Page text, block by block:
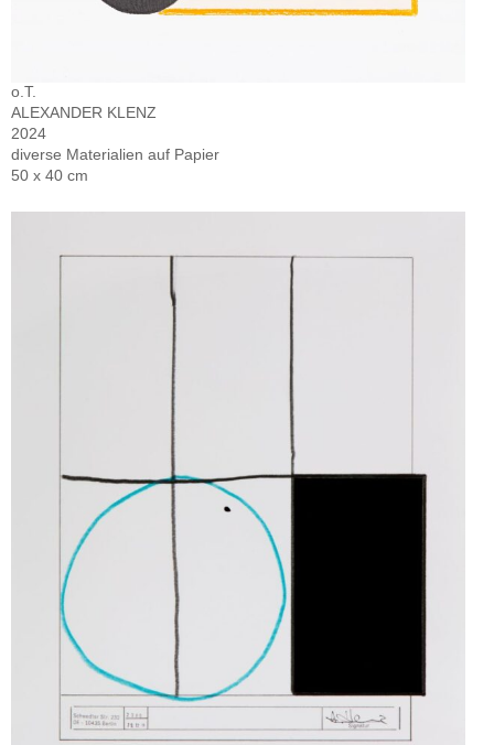
o.T.
ALEXANDER KLENZ
2024
diverse Materialien auf Papier
50 x 40 cm